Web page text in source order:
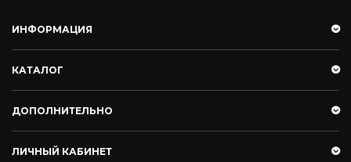
насыщенная вкусовая передача на протяжении
более 40 уникальных ароматов на любой вкус;
добавок;
стильная упаковка, подчеркивающая
ИНФОРМАЦИЯ
КАТАЛОГ
ДОПОЛНИТЕЛЬНО
ЛИЧНЫЙ КАБИНЕТ